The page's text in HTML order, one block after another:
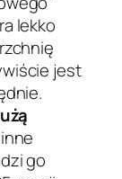
lekko
jest
go